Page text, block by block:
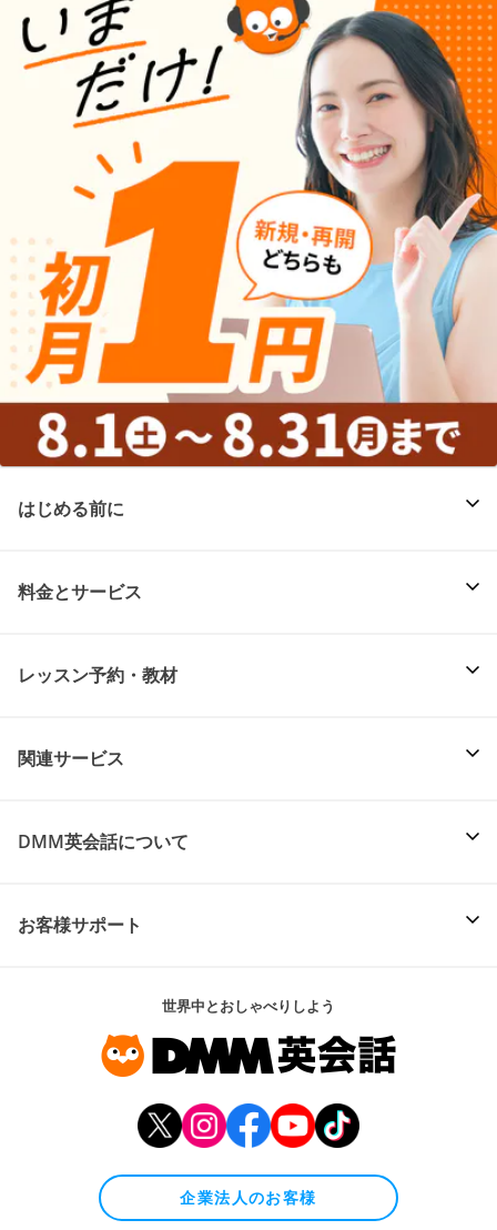
はじめる前に
料金とサービス
レッスン予約・教材
関連サービス
DMM英会話について
お客様サポート
世界中とおしゃべりしよう
企業法人のお客様